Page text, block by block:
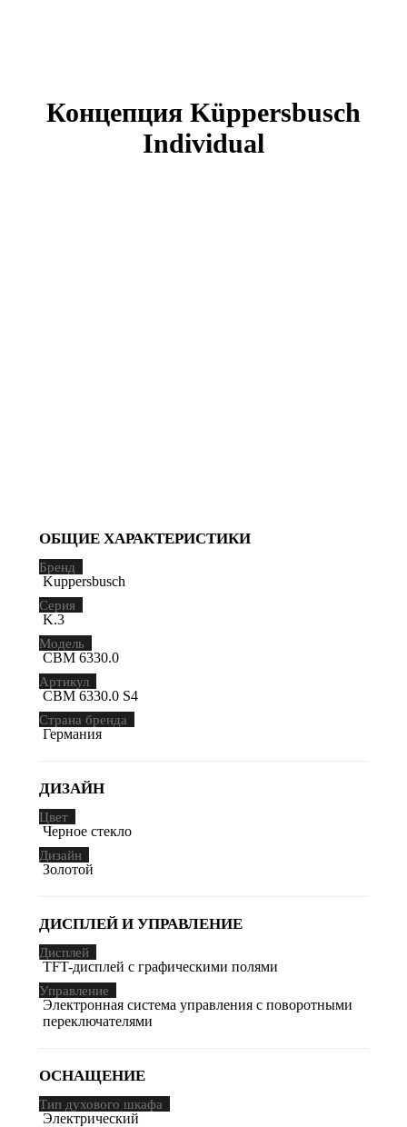
Концепция Küppersbusch
Individual
ОБЩИЕ ХАРАКТЕРИСТИКИ
Бренд
Kuppersbusch
Серия
K.3
Модель
CBM 6330.0
Артикул
CBM 6330.0 S4
Страна бренда
Германия
ДИЗАЙН
Цвет
Черное стекло
Дизайн
Золотой
ДИСПЛЕЙ И УПРАВЛЕНИЕ
Дисплей
TFT-дисплей с графическими полями
Управление
Электронная система управления с поворотными
переключателями
ОСНАЩЕНИЕ
Тип духового шкафа
Электрический